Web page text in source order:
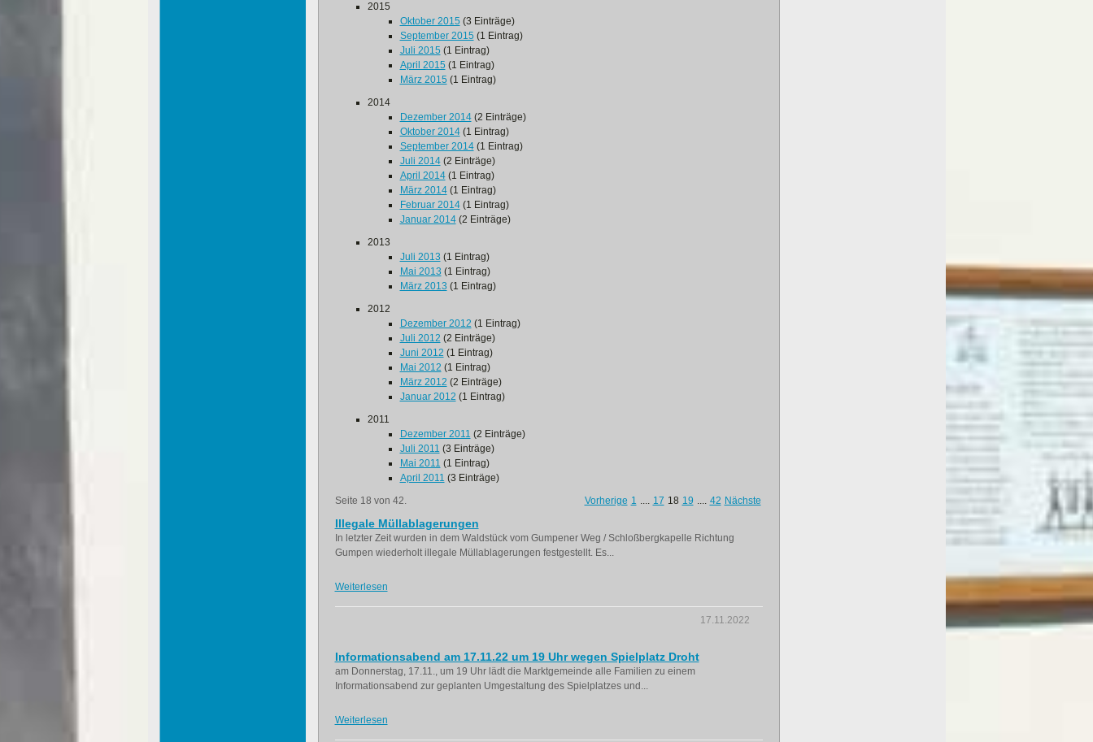
2015
Oktober 2015 (3 Einträge)
September 2015 (1 Eintrag)
Juli 2015 (1 Eintrag)
April 2015 (1 Eintrag)
März 2015 (1 Eintrag)
2014
Dezember 2014(2 Einträge)
Oktober 2014(1 Eintrag)
September 2014(1 Eintrag)
Juli 2014(2 Einträge)
April 2014(1 Eintrag)
März 2014(1 Eintrag)
Februar 2014(1 Eintrag)
Januar 2014(2 Einträge)
2013
Juli 2013 (1 Eintrag)
Mai 2013 (1 Eintrag)
März 2013 (1 Eintrag)
2012
Dezember 2012 (1 Eintrag)
Juli 2012 (2 Einträge)
Juni 2012 (1 Eintrag)
Mai 2012 (1 Eintrag)
März 2012 (2 Einträge)
Januar 2012 (1 Eintrag)
2011
Dezember 2011 (2 Einträge)
Juli 2011 (3 Einträge)
Mai 2011 (1 Eintrag)
April 2011 (3 Einträge)
Seite 18 von 42.
Vorherige 1 .... 17 18 19 .... 42 Nächste
Illegale Müllablagerungen
In letzter Zeit wurden in dem Waldstück vom Gumpener Weg / Schloßbergkapelle Richtung
Gumpen wiederholt illegale Müllablagerungen festgestellt. Es...
Weiterlesen
17.11.2022
Informationsabend am 17.11.22 um 19 Uhr wegen Spielplatz Droht
am Donnerstag, 17.11., um 19 Uhr lädt die Marktgemeinde alle Familien zu einem
Informationsabend zur geplanten Umgestaltung des Spielplatzes und...
Weiterlesen